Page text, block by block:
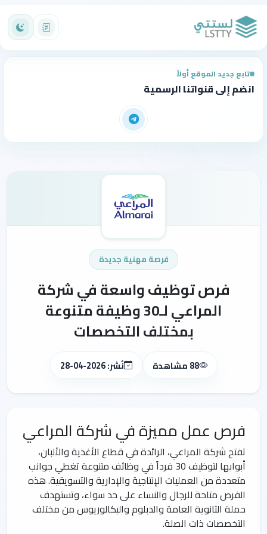
تابع جديد الموقع أولاً
انضم إلى قنواتنا الرسمية
فرصة مهنية جديدة
فرص توظيف واسعة في شركة
المراعي لـ30 وظيفة متنوعة
بمختلف التخصصات
88 مشاهدة نُشر: 2026-04-28
فرص عمل مميزة في شركة المراعي
تفتح شركة المراعي، الرائدة في قطاع الأغذية والألبان،
أبوابها لتوظيف 30 فرداً في وظائف متنوعة تغطي جوانب
متعددة من العمليات الإنتاجية والإدارية والتسويقية. هذه
الفرص متاحة للرجال والنساء على حد سواء، وتستهدف
حملة الثانوية العامة والدبلوم والبكالوريوس من مختلف
التخصصات ذات الصلة.